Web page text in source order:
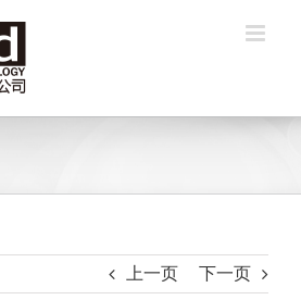
上一页 下一页